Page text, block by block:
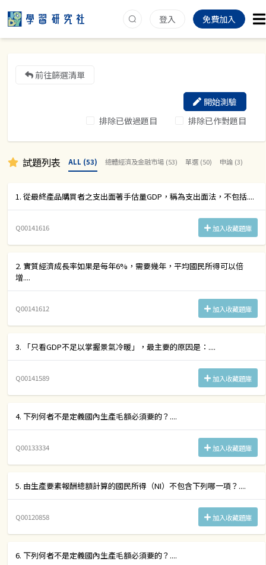
登入 免費加入
前往篩選清單
排除已做過題目 排除已作對題目
開始測驗
試題列表 ALL (53) 總體經濟及金融市場 (53) 單選 (50) 申論 (3)
1. 從最終產品購買者之支出面著手估量GDP，稱為支出面法，不包括....
Q00141616 加入收藏題庫
2. 實質經濟成長率如果是每年6%，需要幾年，平均國民所得可以倍
增....
Q00141612 加入收藏題庫
3. 「只看GDP不足以掌握景氣冷暖」，最主要的原因是：....
Q00141589 加入收藏題庫
4. 下列何者不是定義國內生產毛額必須要的？....
Q00133334 加入收藏題庫
5. 由生產要素報酬總額計算的國民所得（NI）不包含下列哪一項？....
Q00120858 加入收藏題庫
6. 下列何者不是定義國內生產毛額必須要的？....